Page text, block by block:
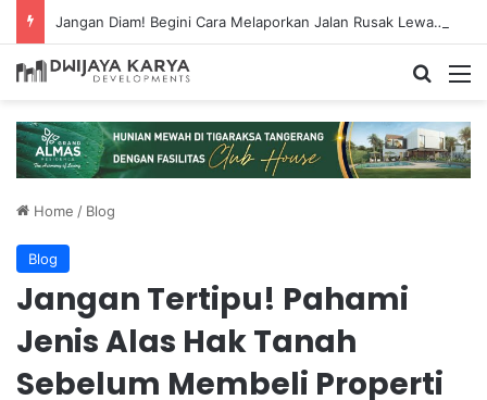
Jangan Diam! Begini Cara Melaporkan Jalan Rusak Lewat Aplikasi Ponsel
Home / Blog
Blog
Jangan Tertipu! Pahami
Jenis Alas Hak Tanah
Sebelum Membeli Properti